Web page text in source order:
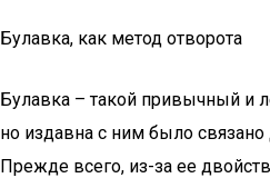
Булавка, как метод отворота
Булавка – такой привычный и
но издавна с ним было
Прежде всего, из-за ее